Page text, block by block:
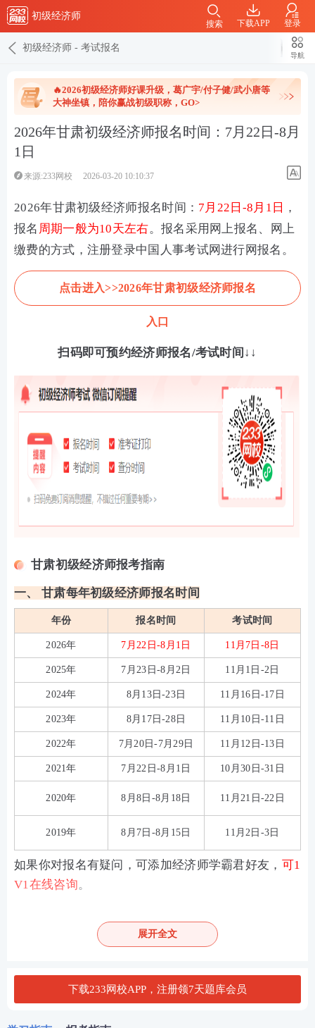
初级经济师
下载APP 登录
搜索
初级经济师 - 考试报名
导航
🔥2026初级经济师好课升级，葛广宇/付子健/武小唐等
大神坐镇，陪你赢战初级职称，GO>
2026年甘肃初级经济师报名时间：7月22日-8月
1日
来源:233网校 2026-03-20 10:10:37
2026年甘肃初级经济师报名时间： 7月22日-8月1日 ，
报名 周期一般为10天左右。报名采用网上报名、网上
缴费的方式，注册登录中国人事考试网进行网报名。
点击进入>>2026年甘肃初级经济师报名
入口
扫码即可预约经济师报名/考试时间↓↓
甘肃初级经济师报考指南
一、 甘肃每年初级经济师报名时间
年份 报名时间 考试时间
2026年 7月22日-8月1日 11月7日-8日
2025年 7月23日-8月2日 11月1日-2日
2024年 8月13日-23日 11月16日-17日
2023年 8月17日-28日 11月10日-11日
2022年 7月20日-7月29日 11月12日-13日
2021年 7月22日-8月1日 10月30日-31日
2020年 8月8日-8月18日 11月21日-22日
2019年 8月7日-8月15日 11月2日-3日
如果你对报名有疑问，可添加经济师学霸君好友， 可1
V1在线咨询。
展开全文
下载233网校APP，注册领7天题库会员